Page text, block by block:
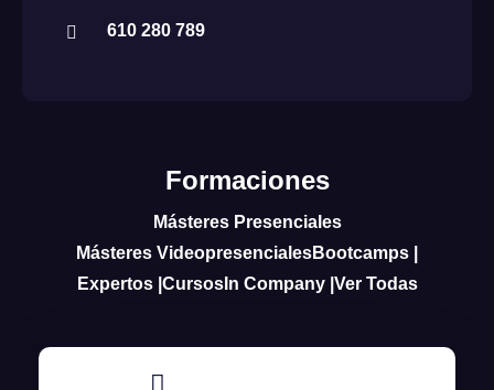
610 280 789
Formaciones
Másteres Presenciales
Másteres VideopresencialesBootcamps |
Expertos | CursosIn Company | Ver Todas